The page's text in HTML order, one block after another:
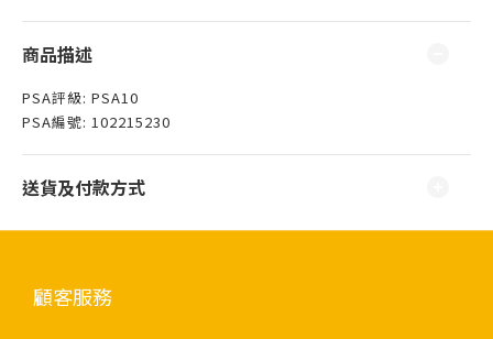
商品描述
PSA評級: PSA10
PSA編號: 102215230
送貨及付款方式
顧客服務